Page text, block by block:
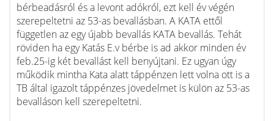
bérbeadásról és a levont adókról, ezt kell év végén
szerepeltetni az 53-as bevallásban. A KATA ettől
független az egy újabb bevallás KATA bevallás. Tehát
röviden ha egy Katás E.v bérbe is ad akkor minden év
feb.25-ig két bevallást kell benyújtani. Ez ugyan úgy
működik mintha Kata alatt táppénzen lett volna ott is a
TB által igazolt táppénzes jövedelmet is külön az 53-as
bevalláson kell szerepeltetni.